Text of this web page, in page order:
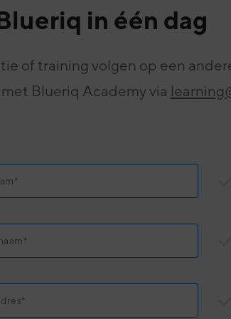
in één dag
of training volgen op een
Blueriq Academy via